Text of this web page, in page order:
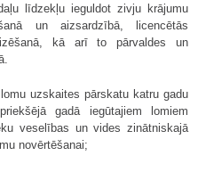
līdzekļu ieguldot zivju krājumu
un aizsardzībā, licencētās
kā arī to pārvaldes un
uzskaites pārskatu katru gadu
gadā iegūtajiem lomiem
veselības un vides zinātniskajā
novērtēšanai;